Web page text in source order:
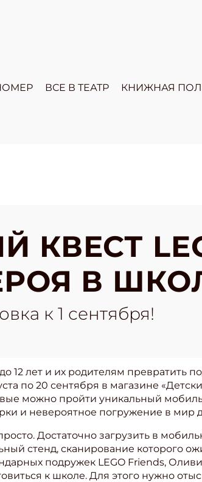
ВСЕ В ТЕАТР КНИЖНАЯ
КВЕСТ
В
к 1 сентября!
12 лет и их родителям превратить
по 20 сентября в магазине
можно пройти уникальный
и невероятное погружение в мир
Достаточно загрузить в
стенд, сканирование которого
подружек LEGO Friends,
к школе. Для этого нужно